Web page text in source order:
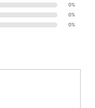
0%
0%
0%